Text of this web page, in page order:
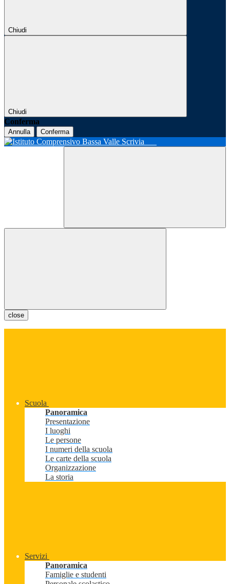
Chiudi
Chiudi
Conferma
Annulla Conferma
close
Scuola
Panoramica
Presentazione
I luoghi
Le persone
I numeri della scuola
Le carte della scuola
Organizzazione
La storia
Servizi
Panoramica
Famiglie e studenti